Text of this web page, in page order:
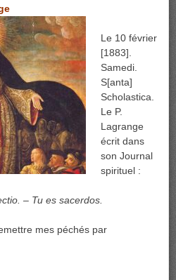
Le 10 février
[1883].
Samedi.
S[anta]
Scholastica.
Le P.
Lagrange
écrit dans
son Journal
spirituel :
– Tu es sacerdos.
mes péchés par